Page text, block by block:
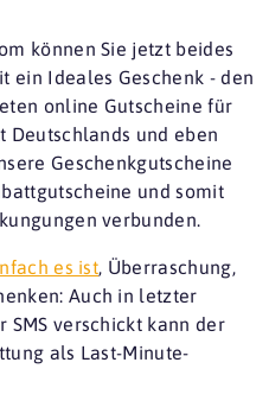
können Sie jetzt beides
ein Ideales Geschenk - den
online Gutscheine für
Deutschlands und eben
Geschenkgutscheine
und somit
verbunden.
es ist, Überraschung,
Auch in letzter
SMS verschickt kann der
als Last-Minute-